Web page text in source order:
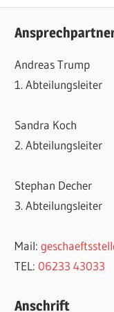
Andreas Trump
1. Abteilungsleiter
Sandra Koch
2. Abteilungsleiter
Stephan Decher
3. Abteilungsleiter
Mail:
TEL: 06233 43033
Anschrift